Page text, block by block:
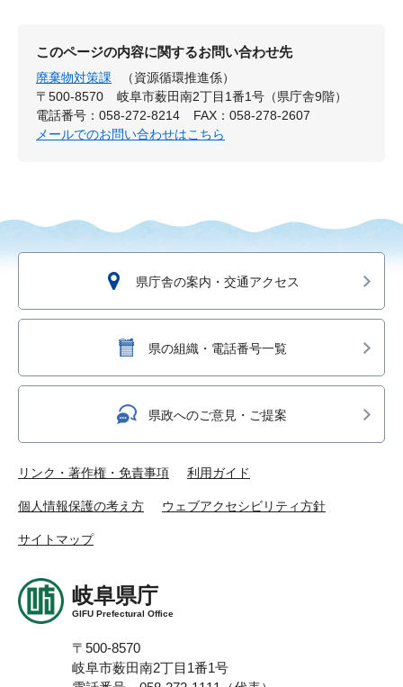
このページの内容に関するお問い合わせ先
廃棄物対策課
（資源循環推進係）
〒500-8570
岐阜市薮田南2丁目1番1号（県庁舎9階）
電話番号：058-272-8214
FAX：058-278-2607
メールでのお問い合わせはこちら
県庁舎の案内・交通アクセス
県の組織・電話番号一覧
県政へのご意見・ご提案
リンク・著作権・免責事項 利用ガイド
個人情報保護の考え方 ウェブアクセシビリティ方針
サイトマップ
岐阜県庁
GIFU Prefectural Office
〒500-8570
岐阜市薮田南2丁目1番1号